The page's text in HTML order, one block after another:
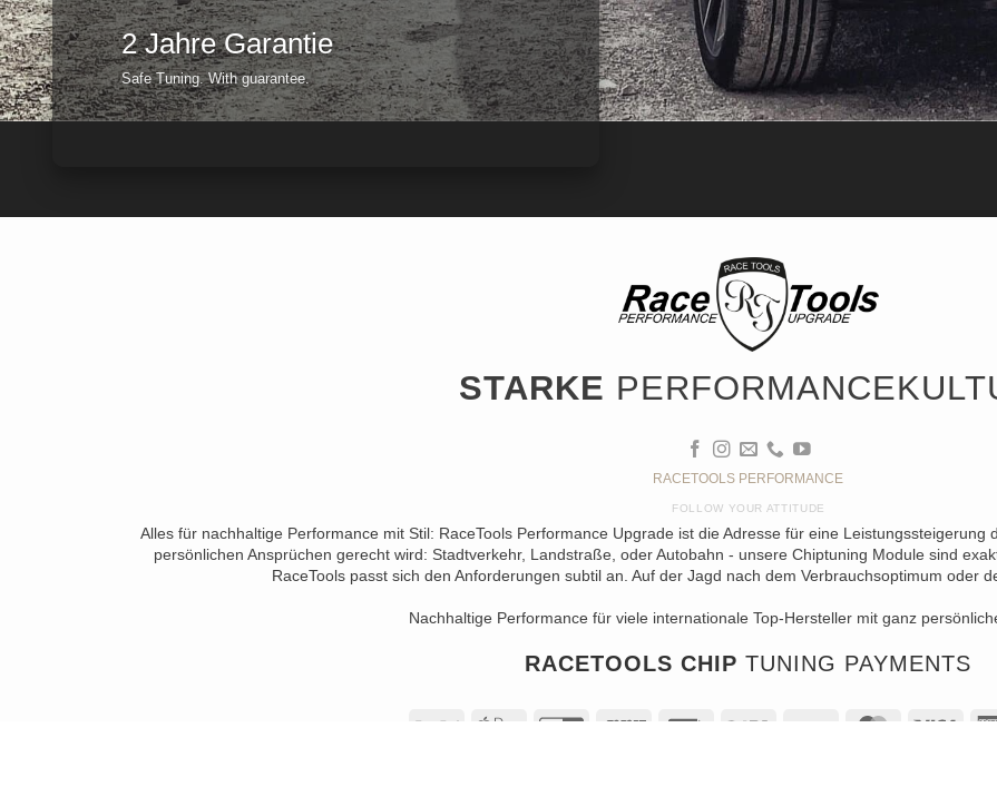
2 Jahre Garantie
Safe Tuning. With guarantee.
STARKE
RACETOOLS PERFORMANCE
FOLLOW YOUR ATTITUDE
Alles für nachhaltige Performance mit Stil: RaceTools Performance Upgrade ist die Adresse für eine
persönlichen Ansprüchen gerecht wird: Stadtverkehr, Landstraße, oder Autobahn - unsere Chiptuning Module sind
RaceTools passt sich den Anforderungen subtil an. Auf der Jagd nach dem Verbrauchsoptimum oder
Nachhaltige Performance für viele internationale Top-Hersteller mit ganz
RACETOOLS CHIP TUNING PAYMENTS
PayPal
Apple
GiroPaySofort Rechung
Bank
MasterCard
Visa